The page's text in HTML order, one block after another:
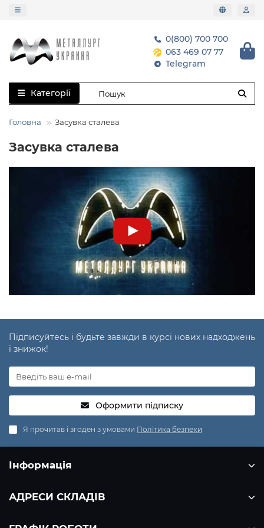
0(800) 700 700
063 469 07 77
Telegram
Категорії
Головна Засувка сталева
Засувка сталева
Підписуйтесь і будьте завжди в курсі нових надходжень
і знижок!
Оформити підписку
Я прочитав і згоден з умовами Політика безпеки
Інформація
АДРЕСИ СКЛАДІВ